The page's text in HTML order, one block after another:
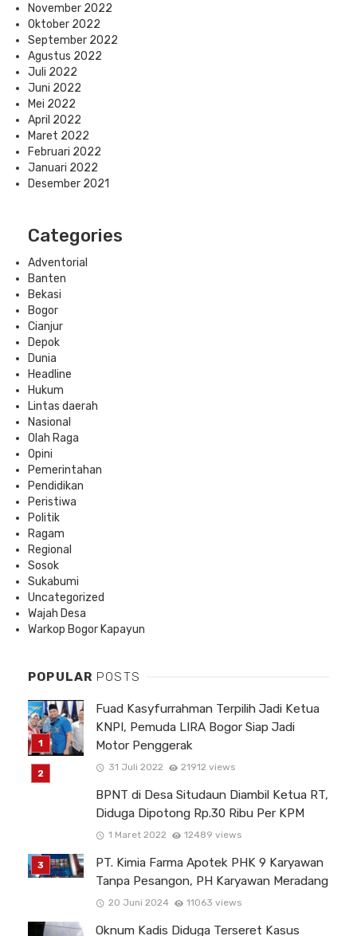
November 2022
Oktober 2022
September 2022
Agustus 2022
Juli 2022
Juni 2022
Mei 2022
April 2022
Maret 2022
Februari 2022
Januari 2022
Desember 2021
Categories
Adventorial
Banten
Bekasi
Bogor
Cianjur
Depok
Dunia
Headline
Hukum
Lintas daerah
Nasional
Olah Raga
Opini
Pemerintahan
Pendidikan
Peristiwa
Politik
Ragam
Regional
Sosok
Sukabumi
Uncategorized
Wajah Desa
Warkop Bogor Kapayun
POPULAR POSTS
Fuad Kasyfurrahman Terpilih Jadi Ketua
KNPI, Pemuda LIRA Bogor Siap Jadi
Motor Penggerak
31 Juli 2022 21912 views
BPNT di Desa Situdaun Diambil Ketua RT,
Diduga Dipotong Rp.30 Ribu Per KPM
1 Maret 2022 12489 views
PT. Kimia Farma Apotek PHK 9 Karyawan
Tanpa Pesangon, PH Karyawan Meradang
20 Juni 2024 11063 views
Oknum Kadis Diduga Terseret Kasus